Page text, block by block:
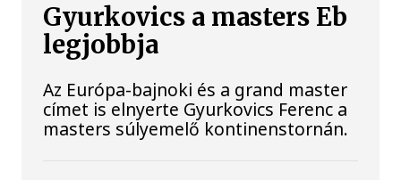
Gyurkovics a masters Eb
legjobbja
Az Európa-bajnoki és a grand master
címet is elnyerte Gyurkovics Ferenc a
masters súlyemelő kontinenstornán.